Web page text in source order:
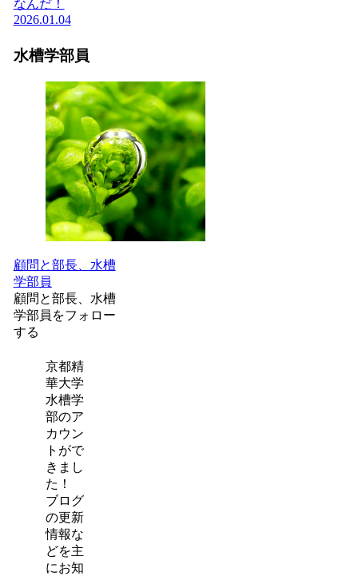
なんだ！
2026.01.04
水槽学部員
顧問と部長、水槽
学部員
顧問と部長、水槽
学部員をフォロー
する
京都精
華大学
水槽学
部のア
カウン
トがで
きまし
た！
ブログ
の更新
情報な
どを主
にお知